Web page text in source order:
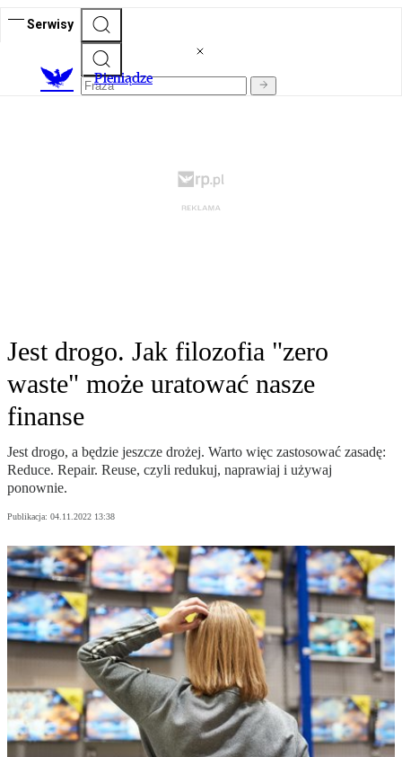
Serwisy
Pieniądze
Jest drogo. Jak filozofia "zero
waste" może uratować nasze
finanse
Jest drogo, a będzie jeszcze drożej. Warto więc zastosować zasadę:
Reduce. Repair. Reuse, czyli redukuj, naprawiaj i używaj
ponownie.
Publikacja: 04.11.2022 13:38